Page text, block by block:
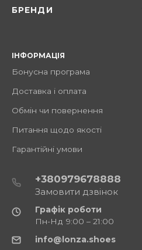
БРЕНДИ
ІНФОРМАЦІЯ
Бонусна програма
Доставка і оплата
Обмін чи повернення
Питання щодо якості
Гарантійні умови
+380979678888
Замовити дзвінок
Графік роботи
Пн-Нд 9:00 – 21:00
info@lonza.shoes